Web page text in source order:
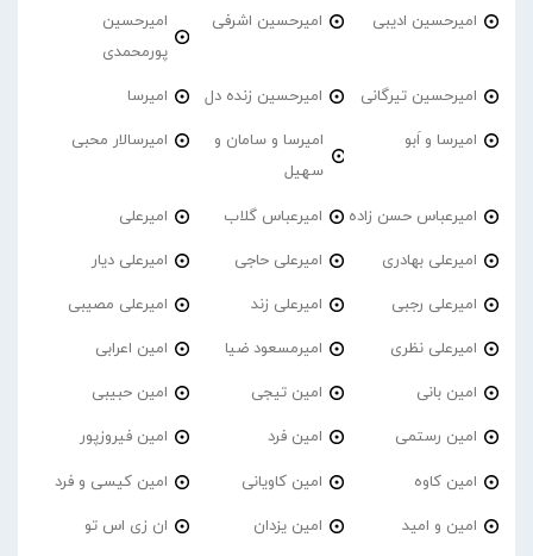
امیرحسین ادیبی امیرحسین اشرفی
امیرحسین
پورمحمدی
امیرحسین تیرگانی امیرحسین زنده دل امیرسا
امیرسا و اَبو
امیرسا و سامان و
سهیل
امیرسالار محبی
امیرعباس حسن زاده امیرعباس گلاب امیرعلی
امیرعلی بهادری امیرعلی حاجی امیرعلی دیار
امیرعلی رجبی امیرعلی زند امیرعلی مصیبی
امیرعلی نظری امیرمسعود ضیا امین اعرابی
امین بانی امین تیجی امین حبیبی
امین رستمی امین فرد امین فیروزپور
امین کاوه امین کاویانی امین کیسی و فرد
امین و امید امین یزدان ان زی اس تو